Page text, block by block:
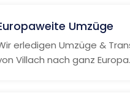
Umzüge
erledigen Umzüge &
Villach nach ganz Europa.